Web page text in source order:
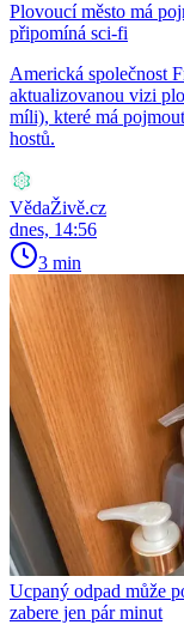
Plovoucí město má
připomíná sci-fi
Americká společnost
aktualizovanou vizi
míli), které má
hostů.
VědaŽivě.cz
dnes, 14:56
3 min
Ucpaný odpad může
zabere jen pár minut